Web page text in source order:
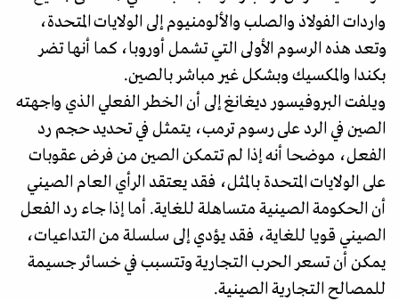
واردات الفولاذ والصلب والألومنيوم إلى الولايات المتحدة،
وتعد هذه الرسوم الأولى التي تشمل أوروبا، كما أنها تضر
بكندا والمكسيك وبشكل غير مباشر بالصين.
ويلفت البروفيسور ديغانغ إلى أن الخطر الفعلي الذي واجهته
الصين في الرد على رسوم ترمب، يتمثل في تحديد حجم رد
الفعل، موضحا أنه إذا لم تتمكن الصين من فرض عقوبات
على الولايات المتحدة بالمثل، فقد يعتقد الرأي العام الصيني
أن الحكومة الصينية متساهلة للغاية. أما إذا جاء رد الفعل
الصيني قويا للغاية، فقد يؤدي إلى سلسلة من التداعيات،
يمكن أن تسعر الحرب التجارية وتتسبب في خسائر جسيمة
للمصالح التجارية الصينية.